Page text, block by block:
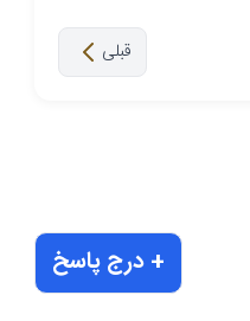
قبلی
+ درج پاسخ